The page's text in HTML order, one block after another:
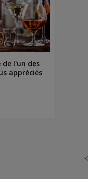
l'un des
appréciés